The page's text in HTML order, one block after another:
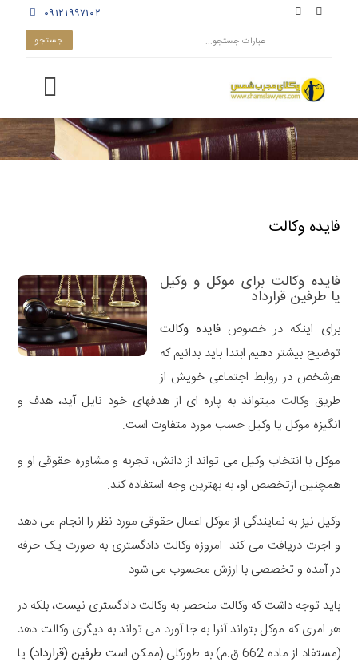
۰۹۱۲۱۹۹۷۱۰۲
فایده وکالت
فایده وکالت برای موکل و وکیل
یا طرفین قرارداد
برای اینکه در خصوصفایده وکالت
توضیح بیشتر دهیم ابتدا باید بدانیم که
هرشخص در روابط اجتماعی خویش از
طریق وکالت میتواند به پاره ای از هدفهای خود نایل آید، هدف و
انگیزه موکل یا وکیل حسب مورد متفاوت است.
موکل با انتخاب وکیل می تواند از دانش، تجربه و مشاوره حقوقی او و
همچنین ازتخصص او، به بهترین وجه استفاده کند.
وکیل نیز به نمایندگی از موکل اعمال حقوقی مورد نظر را انجام می دهد
و اجرت دریافت می کند. امروزه وکالت دادگستری به صورت یک حرفه
در آمده و تخصصی با ارزش محسوب می شود.
باید توجه داشت که وکالت منحصر به وکالت دادگستری نیست، بلکه در
هر امری که موکل بتواند آنرا به جا آورد می تواند به دیگری وکالت دهد
(مستفاد از ماده 662 ق.م) به طورکلی (ممکن است
طرفین (قرارداد) یا